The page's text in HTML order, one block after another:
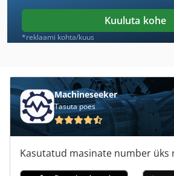
Reepack
Salamander
Siemag
Sudhaus
Tahhomeeter
Tainas
Kuuluta kohe
*reklaami kohta/kuus
Machineseeker
Tasuta poes
Kasutatud masinate number üks